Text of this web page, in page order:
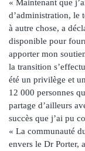
« Maintenant que
d’administration, le
à autre chose, a
disponible pour
apporter mon
la transition
été un privilège et
12 000 personnes
partage d’ailleurs
succès que j’ai pu
« La communauté
envers le Dr Porter,